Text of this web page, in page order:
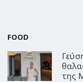
FOOD
της